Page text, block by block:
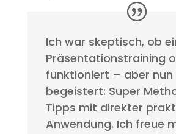
Ich war skeptisch, ob
Präsentationstraining
funktioniert – aber nun
begeistert: Super
Tipps mit direkter
Anwendung. Ich freue